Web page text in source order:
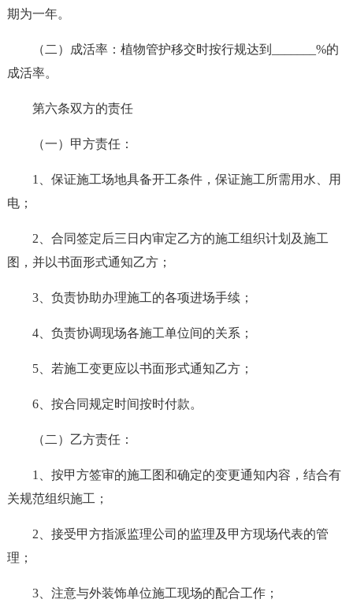
期为一年。
（二）成活率：植物管护移交时按行规达到_______%的
成活率。
第六条双方的责任
（一）甲方责任：
1、保证施工场地具备开工条件，保证施工所需用水、用
电；
2、合同签定后三日内审定乙方的施工组织计划及施工
图，并以书面形式通知乙方；
3、负责协助办理施工的各项进场手续；
4、负责协调现场各施工单位间的关系；
5、若施工变更应以书面形式通知乙方；
6、按合同规定时间按时付款。
（二）乙方责任：
1、按甲方签审的施工图和确定的变更通知内容，结合有
关规范组织施工；
2、接受甲方指派监理公司的监理及甲方现场代表的管
理；
3、注意与外装饰单位施工现场的配合工作；